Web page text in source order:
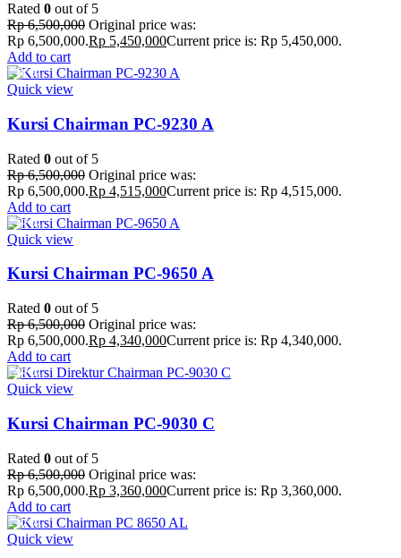
Rated 0 out of 5
Rp6,500,000 Original price was:
Rp 6,500,000.Rp 5,450,000Current price is: Rp 5,450,000.
Add to cart
-31%
Quick view
Kursi Chairman PC-9230 A
Rated 0 out of 5
Rp6,500,000 Original price was:
Rp 6,500,000.Rp 4,515,000Current price is: Rp 4,515,000.
Add to cart
-33%
Quick view
Kursi Chairman PC-9650 A
Rated 0 out of 5
Rp6,500,000 Original price was:
Rp 6,500,000.Rp 4,340,000Current price is: Rp 4,340,000.
Add to cart
-48%
Quick view
Kursi Chairman PC-9030 C
Rated 0 out of 5
Rp6,500,000 Original price was:
Rp 6,500,000.Rp 3,360,000Current price is: Rp 3,360,000.
Add to cart
-37%
Quick view